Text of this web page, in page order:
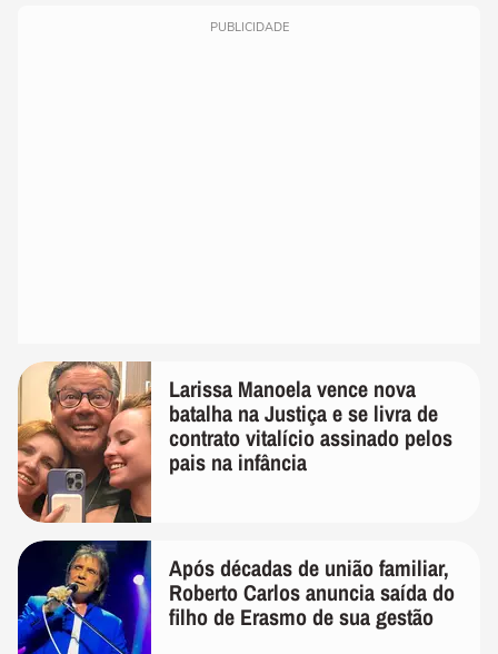
PUBLICIDADE
Larissa Manoela vence nova
batalha na Justiça e se livra de
contrato vitalício assinado pelos
pais na infância
Após décadas de união familiar,
Roberto Carlos anuncia saída do
filho de Erasmo de sua gestão